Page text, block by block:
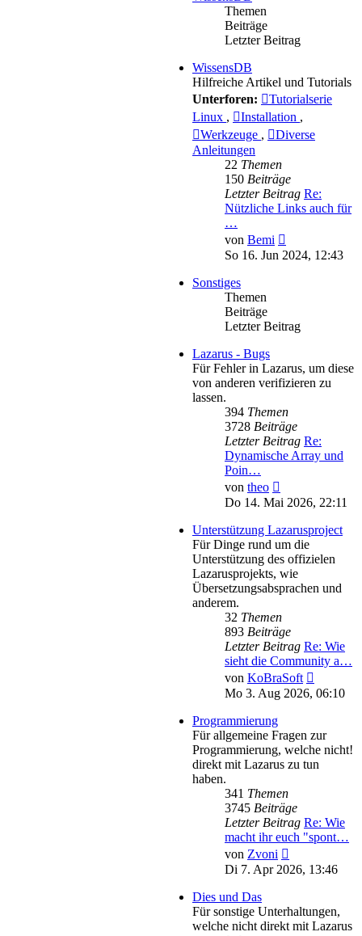
Themen
Beiträge
Letzter Beitrag
WissensDB
Hilfreiche Artikel und Tutorials
Unterforen:
Tutorialserie
Linux , Installation ,
Werkzeuge ,
Diverse
Anleitungen
22 Themen
150 Beiträge
Letzter Beitrag Re:
Nützliche Links auch für
…
von Bemi
Beitrag
So 16. Jun 2024, 12:43
Sonstiges
Themen
Beiträge
Letzter Beitrag
Lazarus - Bugs
Für Fehler in Lazarus, um diese
von anderen verifizieren zu
lassen.
394 Themen
3728 Beiträge
Letzter Beitrag Re:
Dynamische Array und
Poin…
von theo
Beitrag
Do 14. Mai 2026, 22:11
Unterstützung Lazarusproject
Für Dinge rund um die
Unterstützung des offizielen
Lazarusprojekts, wie
Übersetzungsabsprachen und
anderem.
32 Themen
893 Beiträge
Letzter Beitrag Re: Wie
sieht die Community a…
von KoBraSoft
Beitrag
Mo 3. Aug 2026, 06:10
Programmierung
Für allgemeine Fragen zur
Programmierung, welche nicht!
direkt mit Lazarus zu tun
haben.
341 Themen
3745 Beiträge
Letzter Beitrag Re: Wie
macht ihr euch "spont…
von Zvoni
Beitrag
Di 7. Apr 2026, 13:46
Dies und Das
Für sonstige Unterhaltungen,
welche nicht direkt mit Lazarus